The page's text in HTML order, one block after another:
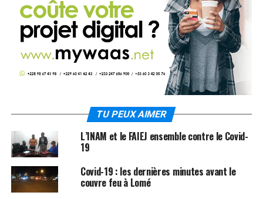
TU PEUX AIMER
L’INAM et le FAIEJ ensemble contre le Covid-
19
Covid-19 : les dernières minutes avant le
couvre feu à Lomé